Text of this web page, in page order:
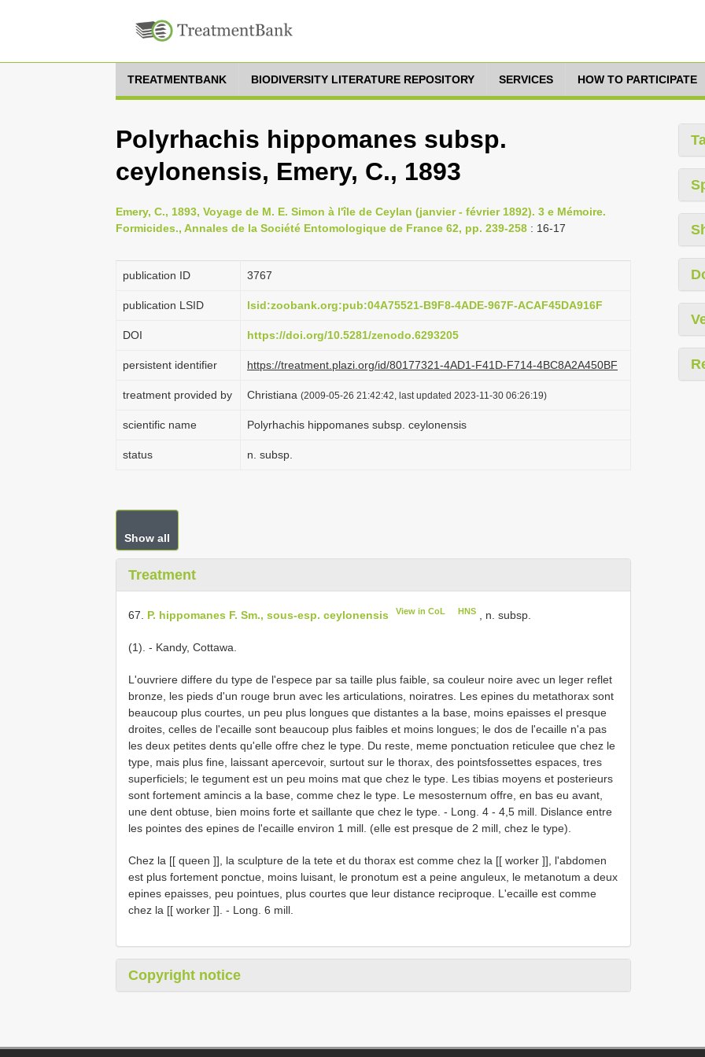
TREATMENTBANK BIODIVERSITY LITERATURE REPOSITORY SERVICES HOW TO PARTICIPATE
Polyrhachis hippomanes subsp.
ceylonensis, Emery, C., 1893
Emery, C., 1893, Voyage de M. E. Simon à l'île de Ceylan (janvier - février 1892). 3 e Mémoire.
Formicides., Annales de la Société Entomologique de France 62, pp. 239-258 : 16-17
publication ID 3767
publication LSID lsid:zoobank.org:pub:04A75521-B9F8-4ADE-967F-ACAF45DA916F
DOI https://doi.org/10.5281/zenodo.6293205
persistent identifier https://treatment.plazi.org/id/80177321-4AD1-F41D-F714-4BC8A2A450BF
treatment provided by Christiana (2009-05-26 21:42:42, last updated 2023-11-30 06:26:19)
scientific name Polyrhachis hippomanes subsp. ceylonensis
status n. subsp.
Show all
Treatment
67. P. hippomanes F. Sm., sous-esp. ceylonensis View in CoL HNS, n. subsp.
(1). - Kandy, Cottawa.
L'ouvriere differe du type de l'espece par sa taille plus faible, sa couleur noire avec un leger reflet
bronze, les pieds d'un rouge brun avec les articulations, noiratres. Les epines du metathorax sont
beaucoup plus courtes, un peu plus longues que distantes a la base, moins epaisses el presque
droites, celles de l'ecaille sont beaucoup plus faibles et moins longues; le dos de l'ecaille n'a pas
les deux petites dents qu'elle offre chez le type. Du reste, meme ponctuation reticulee que chez le
type, mais plus fine, laissant apercevoir, surtout sur le thorax, des pointsfossettes espaces, tres
superficiels; le tegument est un peu moins mat que chez le type. Les tibias moyens et posterieurs
sont fortement amincis a la base, comme chez le type. Le mesosternum offre, en bas eu avant,
une dent obtuse, bien moins forte et saillante que chez le type. - Long. 4 - 4,5 mill. Dislance entre
les pointes des epines de l'ecaille environ 1 mill. (elle est presque de 2 mill, chez le type).
Chez la [[ queen ]], la sculpture de la tete et du thorax est comme chez la [[ worker ]], l'abdomen
est plus fortement ponctue, moins luisant, le pronotum est a peine anguleux, le metanotum a deux
epines epaisses, peu pointues, plus courtes que leur distance reciproque. L'ecaille est comme
chez la [[ worker ]]. - Long. 6 mill.
Copyright notice